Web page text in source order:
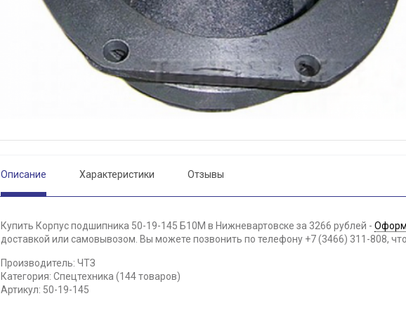
Описание Характеристики Отзывы
Купить Корпус подшипника 50-19-145 Б10М в Нижневартовске за 3266 рублей -
доставкой или самовывозом. Вы можете позвонить по телефону +7 (3466) 311-808,
Производитель: ЧТЗ
Категория: Спецтехника (144 товаров)
Артикул: 50-19-145